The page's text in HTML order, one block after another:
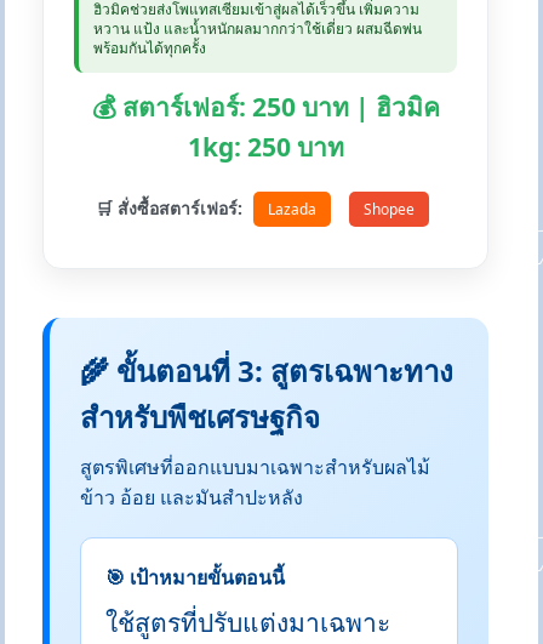
ฮิวมิคช่วยส่งโพแทสเซียมเข้าสู่ผลได้เร็วขึ้น เพิ่มความ
หวาน แป้ง และน้ำหนักผลมากกว่าใช้เดี่ยว ผสมฉีดพ่น
พร้อมกันได้ทุกครั้ง
💰 สตาร์เฟอร์: 250 บาท | ฮิวมิค
1kg: 250 บาท
🛒 สั่งซื้อสตาร์เฟอร์: Lazada Shopee
🌾 ขั้นตอนที่ 3: สูตรเฉพาะทาง
สำหรับพืชเศรษฐกิจ
สูตรพิเศษที่ออกแบบมาเฉพาะสำหรับผลไม้
ข้าว อ้อย และมันสำปะหลัง
🎯 เป้าหมายขั้นตอนนี้
ใช้สูตรที่ปรับแต่งมาเฉพาะ